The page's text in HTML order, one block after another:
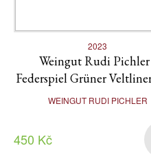
2023
Weingut Rudi
Federspiel Grüner
WEINGUT RUDI PICHLER
450 Kč